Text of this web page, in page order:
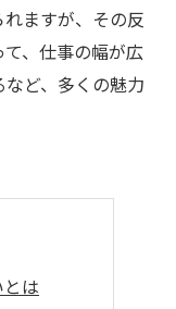
ますが、その反
、仕事の幅が広
ど、多くの魅力
は